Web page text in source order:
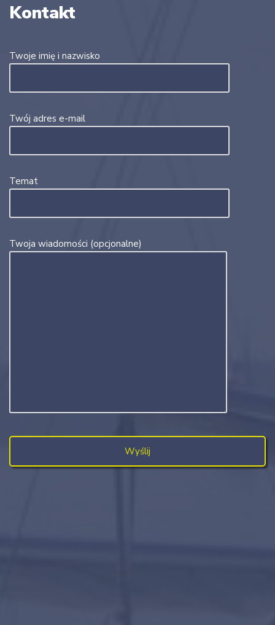
Kontakt
Twoje imię i nazwisko
Twój adres e-mail
Temat
Twoja wiadomości (opcjonalne)